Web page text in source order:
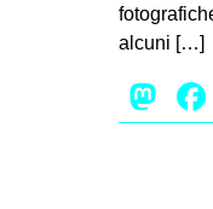
alcuni […]